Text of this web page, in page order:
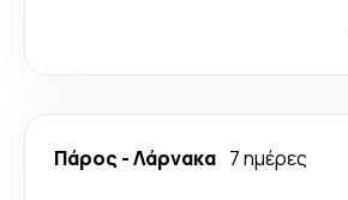
Πάρος -Λάρνακα 7 ημέρες